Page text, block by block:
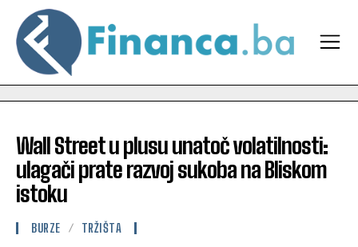
Wall Street u plusu unatoč volatilnosti:
ulagači prate razvoj sukoba na Bliskom
istoku
BURZE TRŽIŠTA